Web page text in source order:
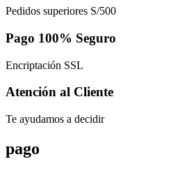
Pedidos superiores S/500
Pago 100% Seguro
Encriptación SSL
Atención al Cliente
Te ayudamos a decidir
pago